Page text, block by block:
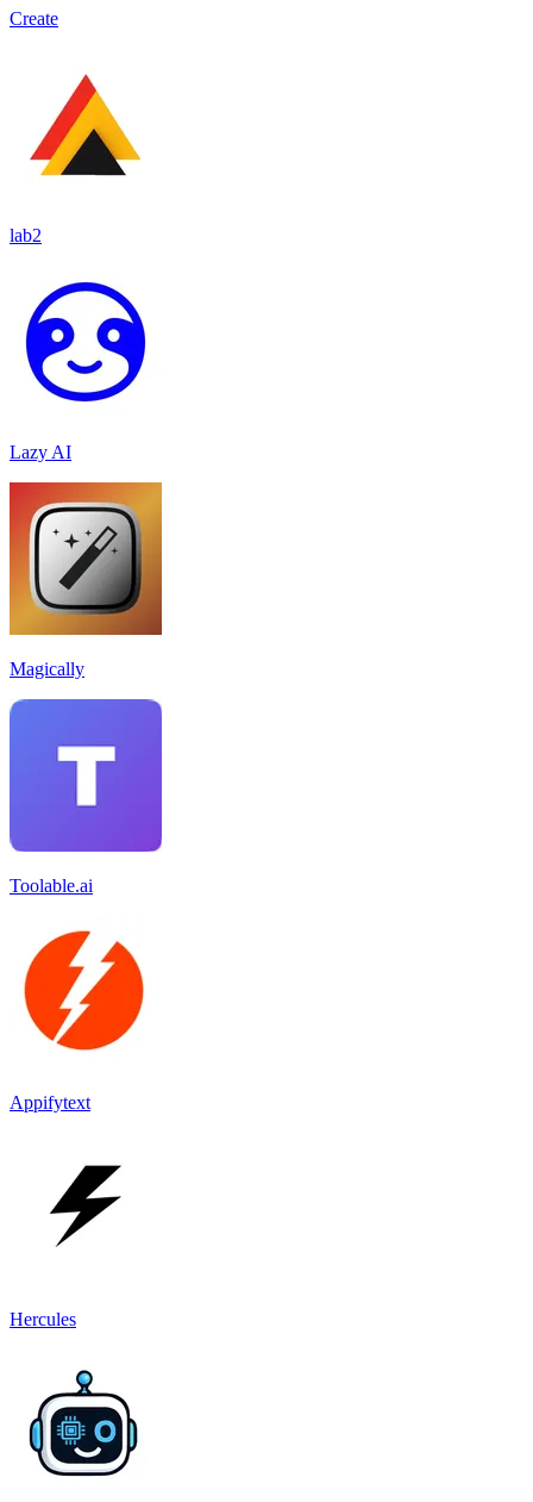
Create
lab2
Lazy AI
Magically
Toolable.ai
Appifytext
Hercules